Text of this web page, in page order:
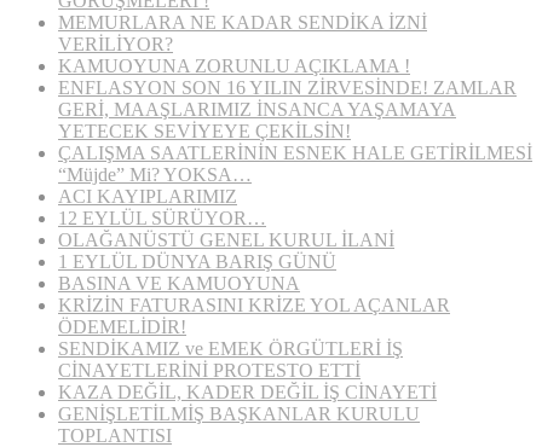
MEMURLARA NE KADAR SENDİKA İZNİ
VERİLİYOR?
KAMUOYUNA ZORUNLU AÇIKLAMA !
ENFLASYON SON 16 YILIN ZİRVESİNDE! ZAMLAR
GERİ, MAAŞLARIMIZ İNSANCA YAŞAMAYA
YETECEK SEVİYEYE ÇEKİLSİN!
ÇALIŞMA SAATLERİNİN ESNEK HALE GETİRİLMESİ
“Müjde” Mi? YOKSA…
ACI KAYIPLARIMIZ
12 EYLÜL SÜRÜYOR…
OLAĞANÜSTÜ GENEL KURUL İLANİ
1 EYLÜL DÜNYA BARIŞ GÜNÜ
BASINA VE KAMUOYUNA
KRİZİN FATURASINI KRİZE YOL AÇANLAR
ÖDEMELİDİR!
SENDİKAMIZ ve EMEK ÖRGÜTLERİ İŞ
CİNAYETLERİNİ PROTESTO ETTİ
KAZA DEĞİL, KADER DEĞİL İŞ CİNAYETİ
GENİŞLETİLMİŞ BAŞKANLAR KURULU
TOPLANTISI